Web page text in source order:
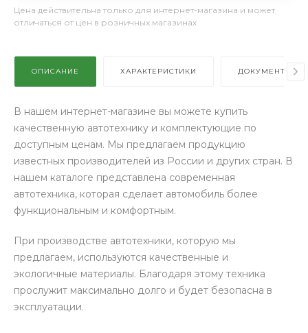
Цена действительна только для интернет-магазина и может
отличаться от цен в розничных магазинах
ОПИСАНИЕ ХАРАКТЕРИСТИКИ ДОКУМЕНТЫ
В нашем интернет-магазине вы можете купить
качественную автотехнику и комплектующие по
доступным ценам. Мы предлагаем продукцию
известных производителей из России и других стран. В
нашем каталоге представлена современная
автотехника, которая сделает автомобиль более
функциональным и комфортным.
При производстве автотехники, которую мы
предлагаем, используются качественные и
экологичные материалы. Благодаря этому техника
прослужит максимально долго и будет безопасна в
эксплуатации.